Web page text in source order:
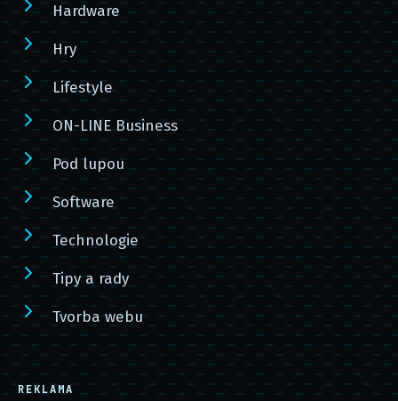
Hardware
Hry
Lifestyle
ON-LINE Business
Pod lupou
Software
Technologie
Tipy a rady
Tvorba webu
REKLAMA